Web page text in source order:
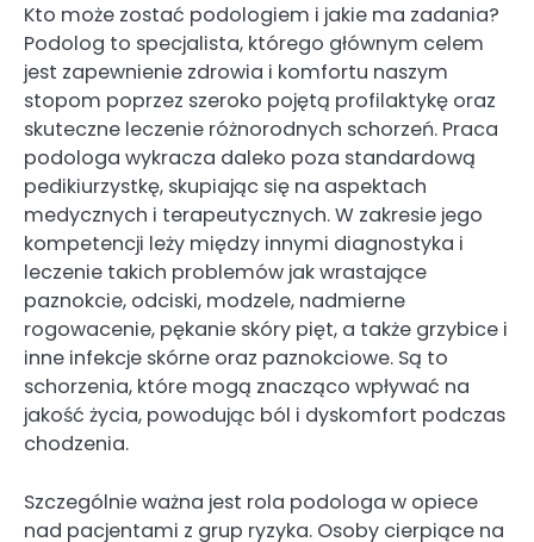
Kto może zostać podologiem i jakie ma zadania?
Podolog to specjalista, którego głównym celem
jest zapewnienie zdrowia i komfortu naszym
stopom poprzez szeroko pojętą profilaktykę oraz
skuteczne leczenie różnorodnych schorzeń. Praca
podologa wykracza daleko poza standardową
pedikiurzystkę, skupiając się na aspektach
medycznych i terapeutycznych. W zakresie jego
kompetencji leży między innymi diagnostyka i
leczenie takich problemów jak wrastające
paznokcie, odciski, modzele, nadmierne
rogowacenie, pękanie skóry pięt, a także grzybice i
inne infekcje skórne oraz paznokciowe. Są to
schorzenia, które mogą znacząco wpływać na
jakość życia, powodując ból i dyskomfort podczas
chodzenia.
Szczególnie ważna jest rola podologa w opiece
nad pacjentami z grup ryzyka. Osoby cierpiące na